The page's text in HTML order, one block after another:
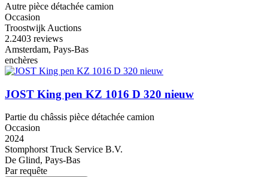
Autre pièce détachée camion
Occasion
Troostwijk Auctions
2.2403 reviews
Amsterdam, Pays-Bas
enchères
JOST King pen KZ 1016 D 320 nieuw
Partie du châssis pièce détachée camion
Occasion
2024
Stomphorst Truck Service B.V.
De Glind, Pays-Bas
Par requête